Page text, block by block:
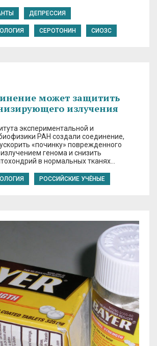
ДЕПРЕССИЯ
СЕРОТОНИН СИОЗС
может защитить
излучения
экспериментальной и
РАН создали соединение,
«починку» поврежденного
генома и снизить
в нормальных тканях…
РОССИЙСКИЕ УЧЁНЫЕ